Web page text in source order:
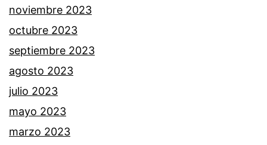
noviembre 2023
octubre 2023
septiembre 2023
agosto 2023
julio 2023
mayo 2023
marzo 2023